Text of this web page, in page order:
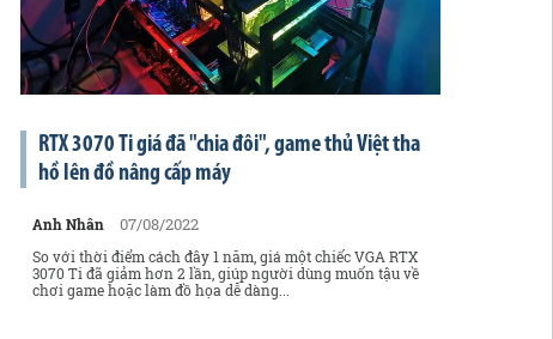
RTX 3070 Ti giá đã "chia đôi", game thủ Việt tha
hồ lên đồ nâng cấp máy
Anh Nhân 07/08/2022
So với thời điểm cách đây 1 năm, giá một chiếc VGA RTX
3070 Ti đã giảm hơn 2 lần, giúp người dùng muốn tậu về
chơi game hoặc làm đồ họa dễ dàng...